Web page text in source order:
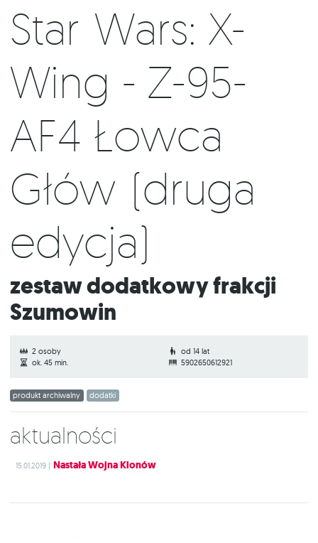
Star Wars: X-
Wing - Z-95-
AF4 Łowca
Głów (druga
edycja)
Zestaw dodatkowy frakcji
Szumowin
2 osoby
od 14 lat
ok. 45 min.
5902650612921
produkt archiwalny dodatki
Aktualności
15.01.2019 | Nastała Wojna Klonów